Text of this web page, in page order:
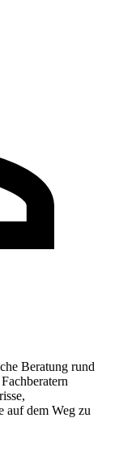
Beratung rund
auf dem Weg zu